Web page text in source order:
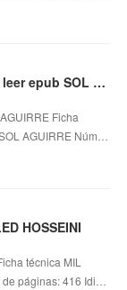
ALGUN DIA NO ES UN DIA DE LA SEMANA leer epub SOL AGUIRRE
Ficha
AGUIRRE Núm…
HOSSEINI
técnica MIL
páginas: 416 Idi…